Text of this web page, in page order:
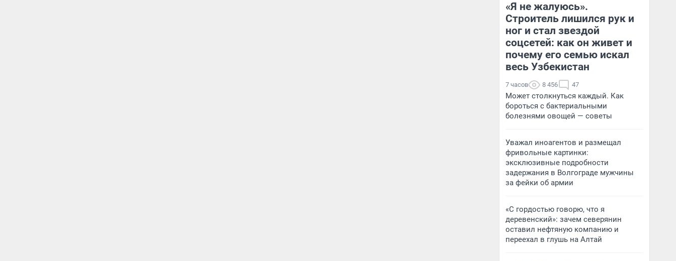
«Я не жалуюсь».
Строитель лишился рук и
ног и стал звездой
соцсетей: как он живет и
почему его семью искал
весь Узбекистан
7 часов 8 456 47
Может столкнуться каждый. Как
бороться с бактериальными
болезнями овощей — советы
Уважал иноагентов и размещал
фривольные картинки:
эксклюзивные подробности
задержания в Волгограде мужчины
за фейки об армии
«С гордостью говорю, что я
деревенский»: зачем северянин
оставил нефтяную компанию и
переехал в глушь на Алтай